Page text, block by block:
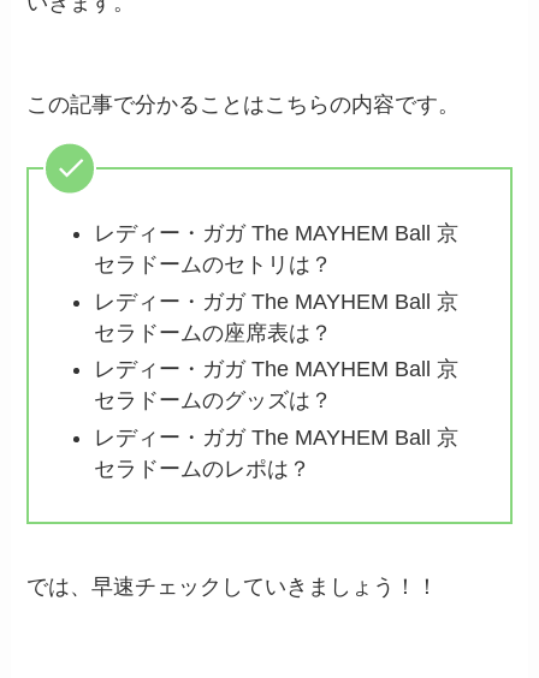
この記事で分かることはこちらの内容です。
レディー・ガガ The MAYHEM Ball 京
セラドームのセトリは？
レディー・ガガ The MAYHEM Ball 京
セラドームの座席表は？
レディー・ガガ The MAYHEM Ball 京
セラドームのグッズは？
レディー・ガガ The MAYHEM Ball 京
セラドームのレポは？
では、早速チェックしていきましょう！！